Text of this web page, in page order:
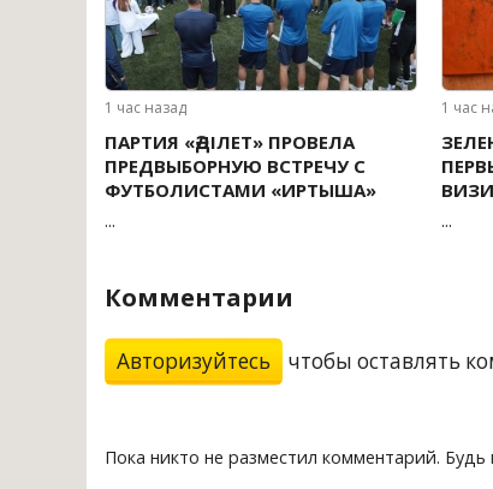
1 час назад
ПАРТИЯ «ӘДІЛЕТ» ПРОВЕЛА
ПРЕДВЫБОРНУЮ ВСТРЕЧУ С
ФУТБОЛИСТАМИ «ИРТЫША»
...
1 час
...
Комментарии
Авторизуйтесь чтобы оставлять
Пока никто не разместил комментарий. Будь